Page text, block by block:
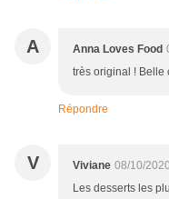
A Anna Loves Food
très original ! Belle
Répondre
V Viviane 08/10/
Les desserts les